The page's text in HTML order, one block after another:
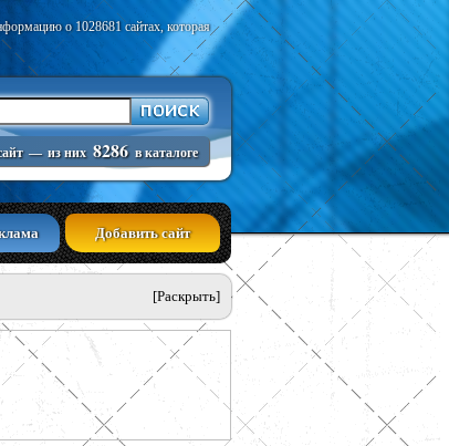
о 1028681 сайтах, которая
— из них 8286 в каталоге
Добавить сайт
[Раскрыть]